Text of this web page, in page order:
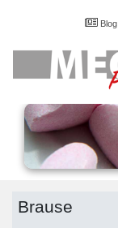
Blog
Brause